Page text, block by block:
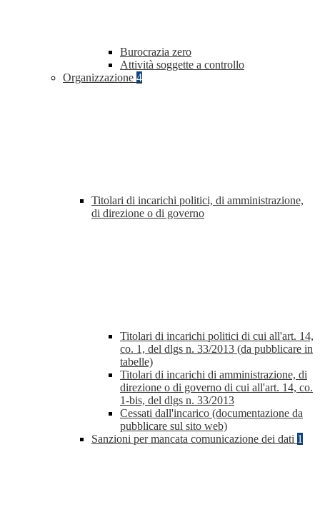
Burocrazia zero
Attività soggette a controllo
Organizzazione 4
Titolari di incarichi politici, di amministrazione,
di direzione o di governo
Titolari di incarichi politici di cui all'art. 14,
co. 1, del dlgs n. 33/2013 (da pubblicare in
tabelle)
Titolari di incarichi di amministrazione, di
direzione o di governo di cui all'art. 14, co.
1-bis, del dlgs n. 33/2013
Cessati dall'incarico (documentazione da
pubblicare sul sito web)
Sanzioni per mancata comunicazione dei dati 1